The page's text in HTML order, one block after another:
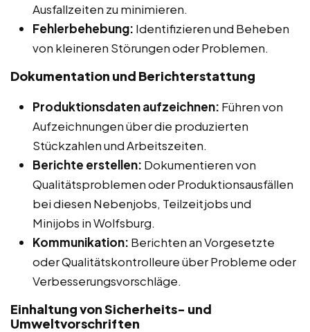
Ausfallzeiten zu minimieren.
Fehlerbehebung: Identifizieren und Beheben
von kleineren Störungen oder Problemen.
Dokumentation und Berichterstattung
Produktionsdaten aufzeichnen: Führen von
Aufzeichnungen über die produzierten
Stückzahlen und Arbeitszeiten.
Berichte erstellen: Dokumentieren von
Qualitätsproblemen oder Produktionsausfällen
bei diesen Nebenjobs, Teilzeitjobs und
Minijobs in Wolfsburg.
Kommunikation: Berichten an Vorgesetzte
oder Qualitätskontrolleure über Probleme oder
Verbesserungsvorschläge.
Einhaltung von Sicherheits- und
Umweltvorschriften